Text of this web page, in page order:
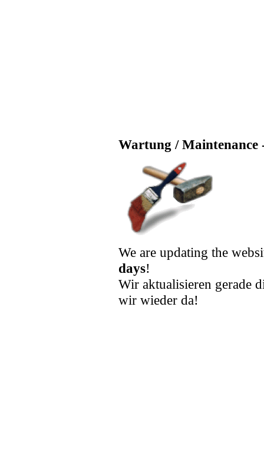
Wartung / Maintenance
We are updating the
days!
Wir aktualisieren gerade
wir wieder da!